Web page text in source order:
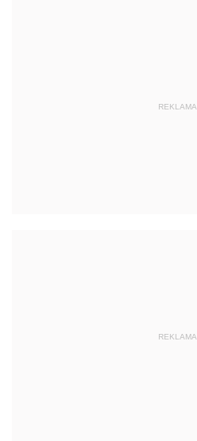
REKLAMA
REKLAMA